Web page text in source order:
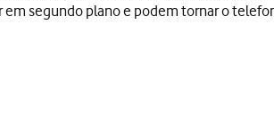
em segundo plano e podem tornar o